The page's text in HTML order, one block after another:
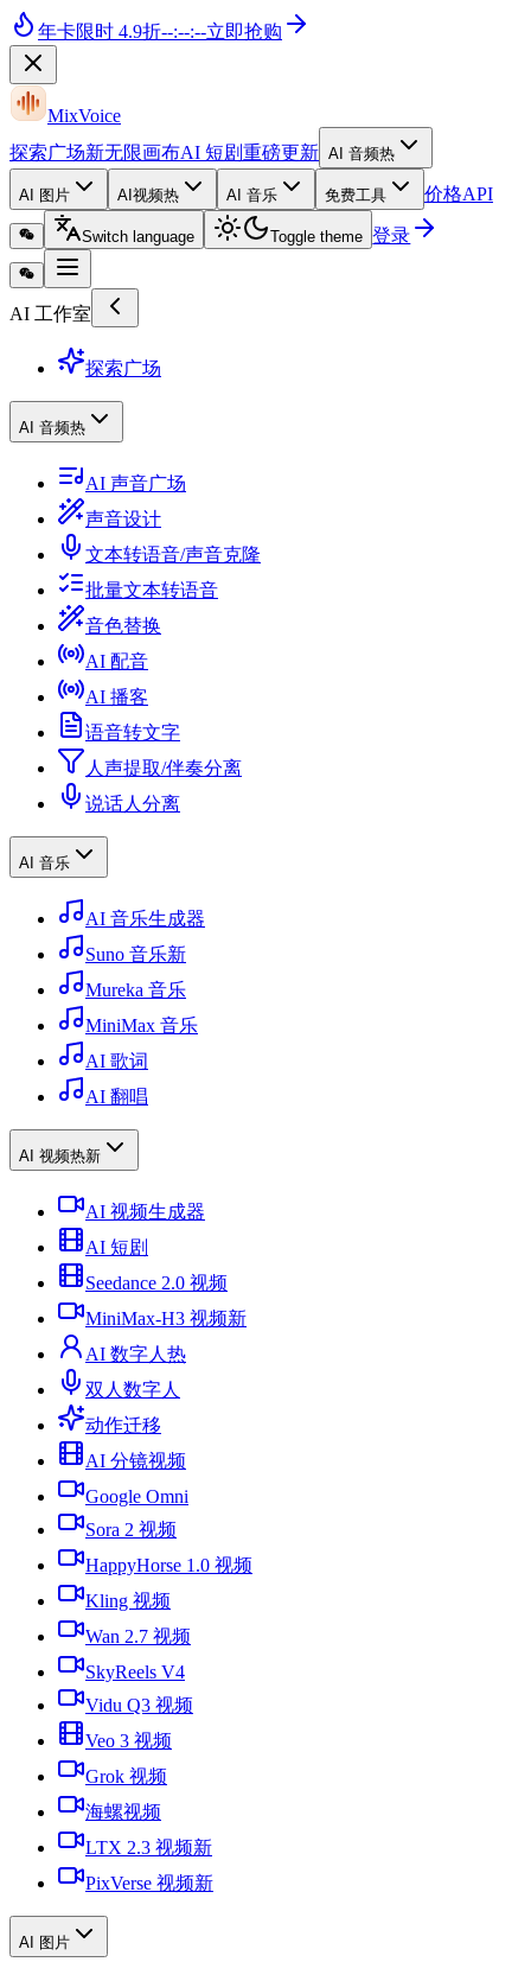
年卡限时 4.9折--:--:--立即抢购
MixVoice
探索广场新无限画布AI 短剧重磅更新 AI 音频热
AI 图片 AI视频热 AI 音乐 免费工具 价格API
Switch language Toggle theme 登录
AI 工作室
探索广场
AI 音频热
AI 声音广场
声音设计
文本转语音/声音克隆
批量文本转语音
音色替换
AI 配音
AI 播客
语音转文字
人声提取/伴奏分离
说话人分离
AI 音乐
AI 音乐生成器
Suno 音乐新
Mureka 音乐
MiniMax 音乐
AI 歌词
AI 翻唱
AI 视频热新
AI 视频生成器
AI 短剧
Seedance 2.0 视频
MiniMax-H3 视频新
AI 数字人 热
双人数字人
动作迁移
AI 分镜视频
Google Omni
Sora 2 视频
HappyHorse 1.0 视频
Kling 视频
Wan 2.7 视频
SkyReels V4
Vidu Q3 视频
Veo 3 视频
Grok 视频
海螺视频
LTX 2.3 视频新
PixVerse 视频新
AI 图片